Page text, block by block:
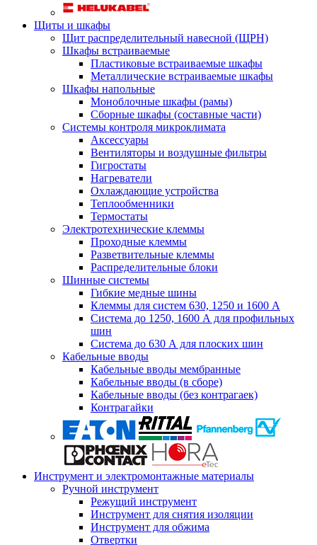
Щиты и шкафы
Щит распределительный навесной (ЩРН)
Шкафы встраиваемые
Пластиковые встраиваемые шкафы
Металлические встраиваемые шкафы
Шкафы напольные
Моноблочные шкафы (рамы)
Сборные шкафы (составные части)
Системы контроля микроклимата
Аксессуары
Вентиляторы и воздушные фильтры
Гигростаты
Нагреватели
Охлаждающие устройства
Теплообменники
Термостаты
Электротехнические клеммы
Проходные клеммы
Разветвительные клеммы
Распределительные блоки
Шинные системы
Гибкие медные шины
Клеммы для систем 630, 1250 и 1600 А
Система до 1250, 1600 А для профильных
шин
Система до 630 А для плоских шин
Кабельные вводы
Кабельные вводы мембранные
Кабельные вводы (в сборе)
Кабельные вводы (без контрагаек)
Контрагайки
Инструмент и электромонтажные материалы
Ручной инструмент
Режущий инструмент
Инструмент для снятия изоляции
Инструмент для обжима
Отвертки